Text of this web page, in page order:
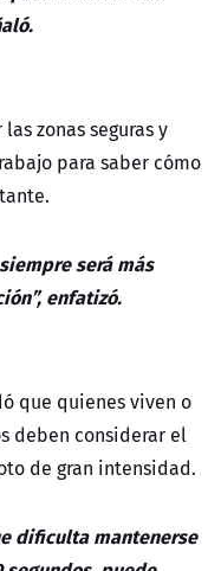
zonas seguras y
para saber cómo
será más
enfatizó.
que quienes viven o
deben considerar el
de gran intensidad.
dificulta mantenerse